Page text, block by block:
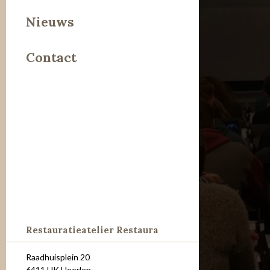
Leer
Steen
Nieuws
Contact
Restauratieatelier Restaura
Raadhuisplein 20